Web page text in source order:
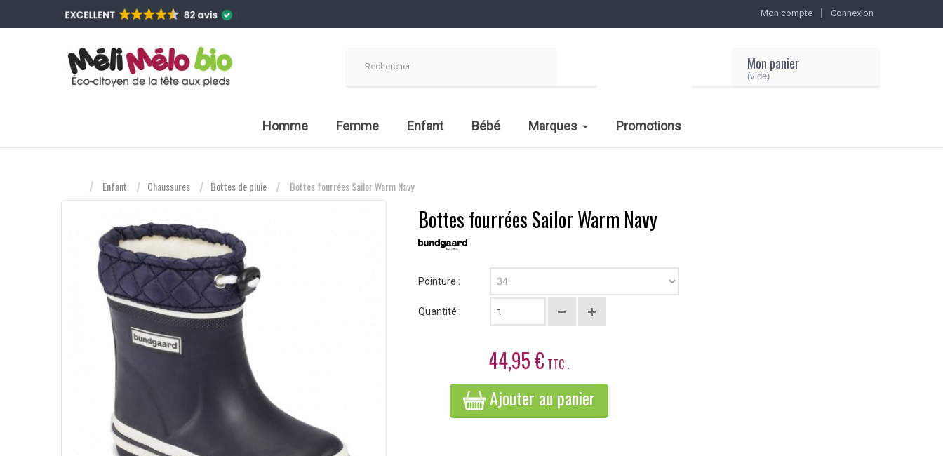
Mon compte Connexion
Mon panier
(vide)
Homme Femme Enfant Bébé Marques Promotions
Enfant Chaussures Bottes de pluie Bottes fourrées Sailor Warm Navy
Bottes fourrées Sailor Warm Navy
Pointure : 34
Quantité :
44,95 € TTC .
Ajouter au panier